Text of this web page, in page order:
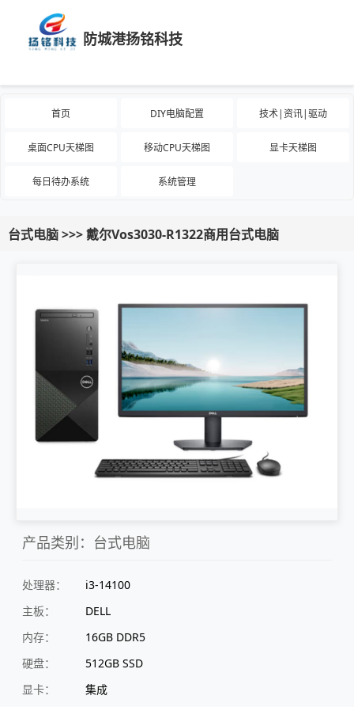
防城港扬铭科技
首页 DIY电脑配置 技术|资讯|驱动
桌面CPU天梯图 移动CPU天梯图 显卡天梯图
每日待办系统 系统管理
台式电脑 >>> 戴尔Vos3030-R1322商用台式电脑
产品类别：台式电脑
处理器：
i3-14100
主板：
DELL
内存：
16GB DDR5
硬盘：
512GB SSD
显卡：
集成